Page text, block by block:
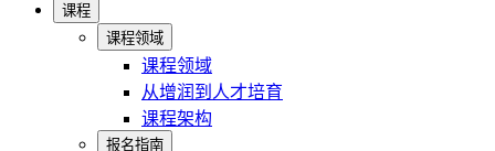
课程
课程领域
课程领域
从增润到人才培育
课程架构
报名指南